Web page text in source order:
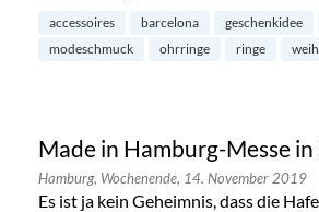
accessoires barcelona geschenkidee
modeschmuck
ohrringe ringe
Made in Hamburg-Messe in
Hamburg, Wochenende, 14. November 2019
Es ist ja kein Geheimnis, dass die